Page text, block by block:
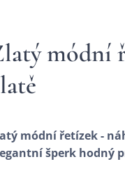
módní
módní řetízek -
šperk hodný